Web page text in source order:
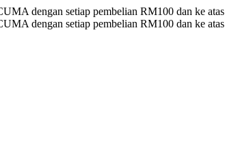
dengan setiap pembelian RM100 dan ke atas
dengan setiap pembelian RM100 dan ke atas